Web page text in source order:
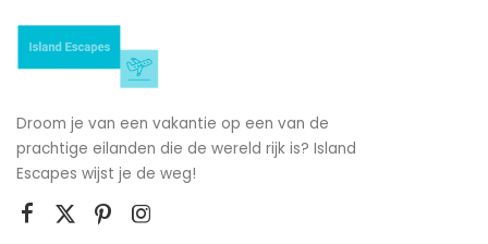
Droom je van een vakantie op een van de
prachtige eilanden die de wereld rijk is? Island
Escapes wijst je de weg!